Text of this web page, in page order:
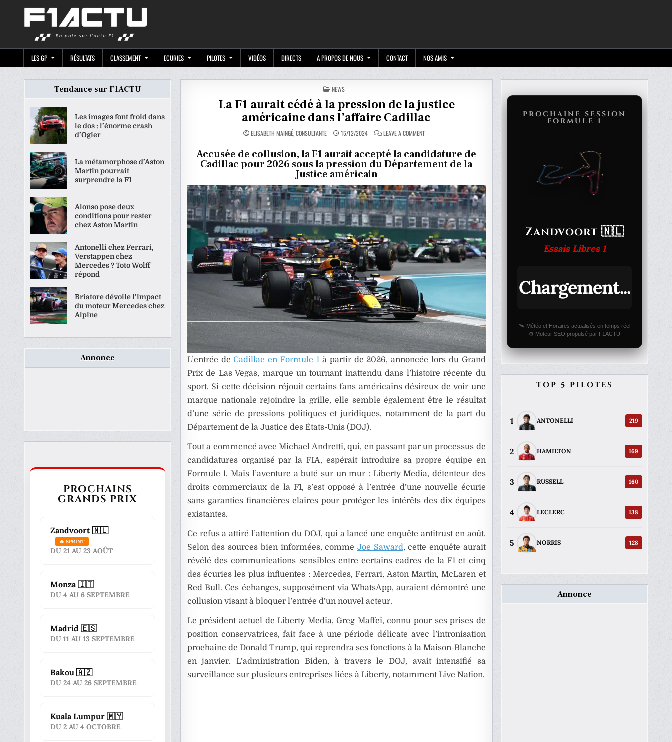
LES GP RÉSULTATS CLASSEMENT ECURIES PILOTES VIDÉOS DIRECTS A PROPOS DE NOUS CONTACT NOS AMIS
POSTED
IN
NEWS
La F1 aurait cédé à la pression de la justice
américaine dans l’affaire Cadillac
ELISABETH MAINGÉ, CONSULTANTE 15/12/2024 LEAVE A COMMENTON
LA
AURAIT
CÉDÉ
À
LA
LA
JUSTICE
AMÉRICAINE
DANS
L’AFFAIRE
CADILLAC
Accusée de collusion, la F1 aurait accepté la candidature de
Cadillac pour 2026 sous la pression du Département de la
Justice américain
L’entrée deCadillac en Formule 1 à partir de 2026, annoncée lors du Grand
Prix de Las Vegas, marque un tournant inattendu dans l’histoire récente du
sport. Si cette décision réjouit certains fans américains désireux de voir une
marque nationale rejoindre la grille, elle semble également être le résultat
d’une série de pressions politiques et juridiques, notamment de la part du
Département de la Justice des États-Unis (DOJ).
Tout a commencé avec Michael Andretti, qui, en passant par un processus de
candidatures organisé par la FIA, espérait introduire sa propre équipe en
Formule 1. Mais l’aventure a buté sur un mur : Liberty Media, détenteur des
droits commerciaux de la F1, s’est opposé à l’entrée d’une nouvelle écurie
sans garanties financières claires pour protéger les intérêts des dix équipes
existantes.
Ce refus a attiré l’attention du DOJ, qui a lancé une enquête antitrust en août.
Selon des sources bien informées, comme Joe Saward, cette enquête aurait
révélé des communications sensibles entre certains cadres de la F1 et cinq
des écuries les plus influentes : Mercedes, Ferrari, Aston Martin, McLaren et
Red Bull. Ces échanges, supposément via WhatsApp, auraient démontré une
collusion visant à bloquer l’entrée d’un nouvel acteur.
Le président actuel de Liberty Media, Greg Maffei, connu pour ses prises de
position conservatrices, fait face à une période délicate avec l’intronisation
prochaine de Donald Trump, qui reprendra ses fonctions à la Maison-Blanche
en janvier. L’administration Biden, à travers le DOJ, avait intensifié sa
surveillance sur plusieurs entreprises liées à Liberty, notamment Live Nation.
Tendance sur F1ACTU
Les images font froid dans
le dos : l’énorme crash
d’Ogier
La métamorphose d’Aston
Martin pourrait
surprendre la F1
Alonso pose deux
conditions pour rester
chez Aston Martin
Antonelli chez Ferrari,
Verstappen chez
Mercedes ? Toto Wolff
répond
Briatore dévoile l’impact
du moteur Mercedes chez
Alpine
Annonce
PROCHAINS
GRANDS PRIX
Zandvoort 🇳🇱
🔥 SPRINT
DU 21 AU 23 AOÛT
Monza 🇮🇹
DU 4 AU 6 SEPTEMBRE
Madrid 🇪🇸
DU 11 AU 13 SEPTEMBRE
Bakou 🇦🇿
DU 24 AU 26 SEPTEMBRE
Kuala Lumpur 🇲🇾
DU 2 AU 4 OCTOBRE
PROCHAINE SESSION
FORMULE 1
Zandvoort 🇳🇱
Essais Libres 1
Chargement...
🛰️ Météo et Horaires actualisés en temps réel
⚙️ Moteur SEO propulsé par F1ACTU
TOP 5 PILOTES
1 ANTONELLI 219
2 HAMILTON 169
3 RUSSELL 160
4 LECLERC 138
5 NORRIS 128
Annonce